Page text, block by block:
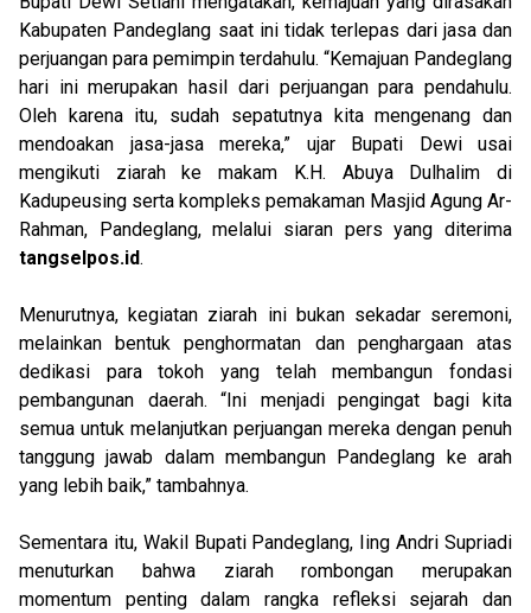
Kabupaten Pandeglang saat ini tidak terlepas dari jasa dan
perjuangan para pemimpin terdahulu. “Kemajuan Pandeglang
hari ini merupakan hasil dari perjuangan para pendahulu.
Oleh karena itu, sudah sepatutnya kita mengenang dan
mendoakan jasa-jasa mereka,” ujar Bupati Dewi usai
mengikuti ziarah ke makam K.H. Abuya Dulhalim di
Kadupeusing serta kompleks pemakaman Masjid Agung Ar-
Rahman, Pandeglang, melalui siaran pers yang diterima
tangselpos.id.
Menurutnya, kegiatan ziarah ini bukan sekadar seremoni,
melainkan bentuk penghormatan dan penghargaan atas
dedikasi para tokoh yang telah membangun fondasi
pembangunan daerah. “Ini menjadi pengingat bagi kita
semua untuk melanjutkan perjuangan mereka dengan penuh
tanggung jawab dalam membangun Pandeglang ke arah
yang lebih baik,” tambahnya.
Sementara itu, Wakil Bupati Pandeglang, Iing Andri Supriadi
menuturkan bahwa ziarah rombongan merupakan
momentum penting dalam rangka refleksi sejarah dan